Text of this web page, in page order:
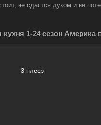
не сдастся духом и не
кухня 1-24 сезон Америка
3 плеер